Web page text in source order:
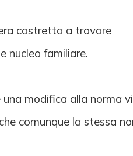
costretta a trovare
nucleo familiare.
modifica alla norma
comunque la stessa